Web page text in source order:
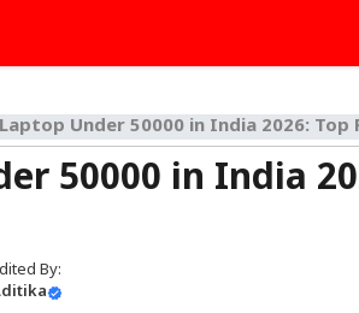
Under 50000 in India 2026: Top
50000 in India
By: